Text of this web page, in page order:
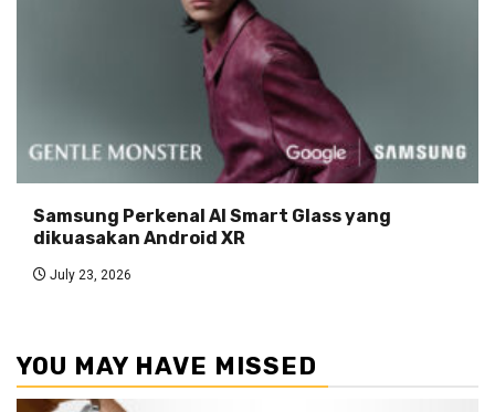
Samsung Perkenal AI Smart Glass yang
dikuasakan Android XR
July 23, 2026
YOU MAY HAVE MISSED